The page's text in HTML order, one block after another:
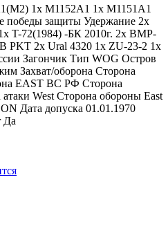
1x M1152A1 1x M1151A1
победы защиты Удержание 2х
T-72(1984) -БК 2010г. 2x BMP-
PKT 2x Ural 4320 1x ZU-23-2 1x
Загончик Тип WOG Остров
Захват/оборона Сторона
EAST ВС РФ Сторона
West Сторона обороны East
Дата допуска 01.01.1970
Да